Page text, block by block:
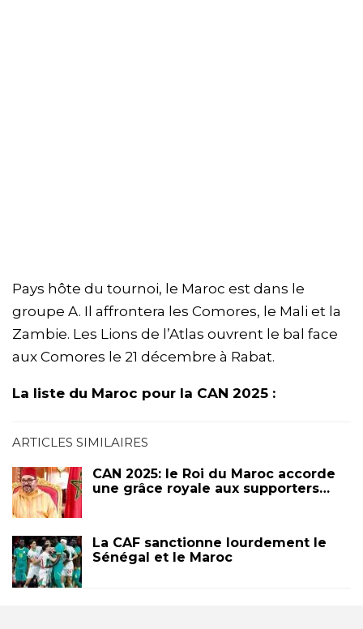
Pays hôte du tournoi, le Maroc est dans le
groupe A. Il affrontera les Comores, le Mali et la
Zambie. Les Lions de l’Atlas ouvrent le bal face
aux Comores le 21 décembre à Rabat.
La liste du Maroc pour la CAN 2025 :
ARTICLES SIMILAIRES
CAN 2025: le Roi du Maroc accorde
une grâce royale aux supporters…
La CAF sanctionne lourdement le
Sénégal et le Maroc